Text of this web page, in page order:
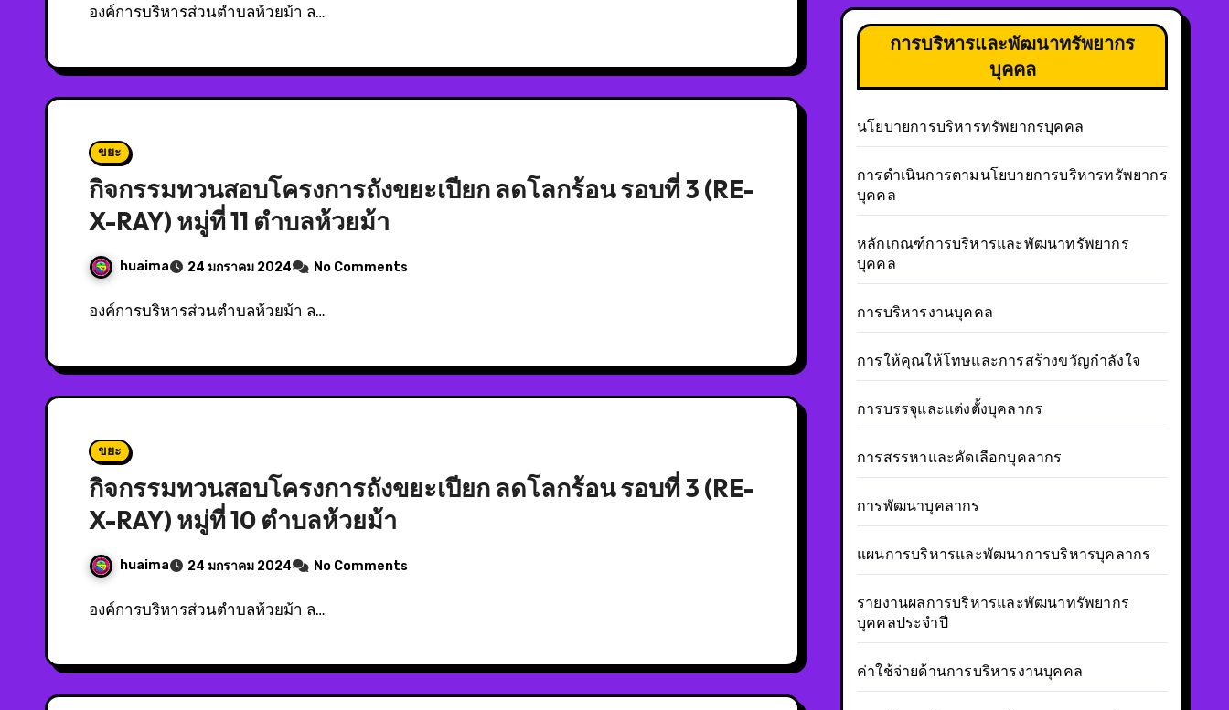
องค์การบริหารส่วนตำบลห้วยม้า ล…
ขยะ
กิจกรรมทวนสอบโครงการถังขยะเปียก ลดโลกร้อน รอบที่ 3 (RE-
X-RAY) หมู่ที่ 11 ตำบลห้วยม้า
huaima 24 มกราคม 2024 No Comments
องค์การบริหารส่วนตำบลห้วยม้า ล…
ขยะ
กิจกรรมทวนสอบโครงการถังขยะเปียก ลดโลกร้อน รอบที่ 3 (RE-
X-RAY) หมู่ที่ 10 ตำบลห้วยม้า
huaima 24 มกราคม 2024 No Comments
องค์การบริหารส่วนตำบลห้วยม้า ล…
การบริหารและพัฒนาทรัพยากร
บุคคล
นโยบายการบริหารทรัพยากรบุคคล
การดำเนินการตามนโยบายการบริหารทรัพยากร
บุคคล
หลักเกณฑ์การบริหารและพัฒนาทรัพยากร
บุคคล
การบริหารงานบุคคล
การให้คุณให้โทษและการสร้างขวัญกำลังใจ
การบรรจุและแต่งตั้งบุคลากร
การสรรหาและคัดเลือกบุคลากร
การพัฒนาบุคลากร
แผนการบริหารและพัฒนาการบริหารบุคลากร
รายงานผลการบริหารและพัฒนาทรัพยากร
บุคคลประจำปี
ค่าใช้จ่ายด้านการบริหารงานบุคคล